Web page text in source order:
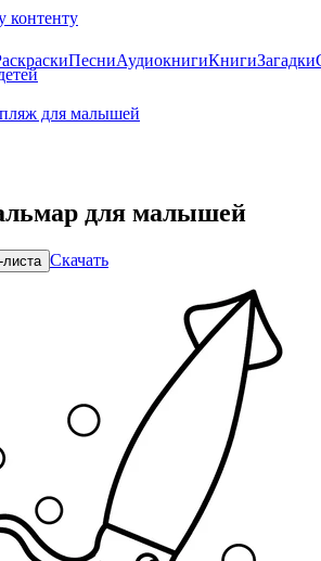
контенту
ПесниАудиокнигиКнигиЗагадки
для малышей
для малышей
Скачать